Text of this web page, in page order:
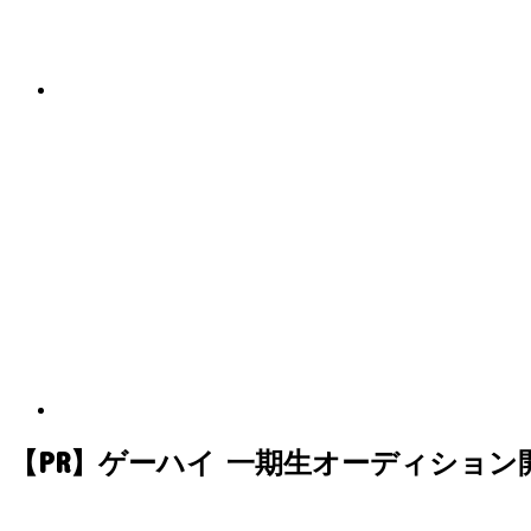
【PR】ゲーハイ 一期生オーディション